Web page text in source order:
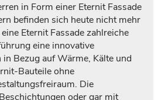
in Form einer Eternit Fassade
befinden sich heute nicht mehr
Eternit Fassade zahlreiche
eine innovative
Bezug auf Wärme, Kälte und
Bauteile ohne
Die
oder gar mit